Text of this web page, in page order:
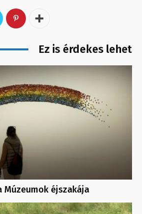
Ez is érdekes lehet
Múzeumok éjszakája